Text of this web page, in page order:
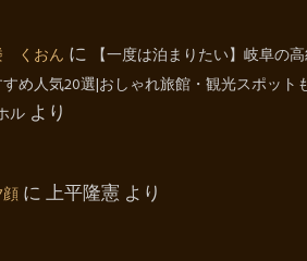
くおん に
【一度は泊まりたい】岐阜の
め人気20選|おしゃれ旅館・観光スポット
ル より
に 上平隆憲 より